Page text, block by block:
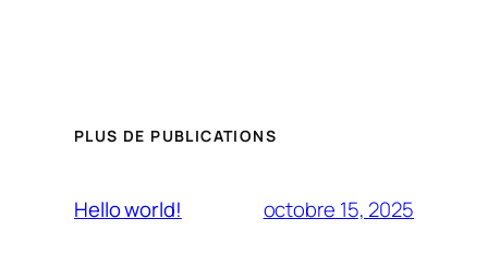
PLUS DE PUBLICATIONS
Hello world! octobre 15, 2025